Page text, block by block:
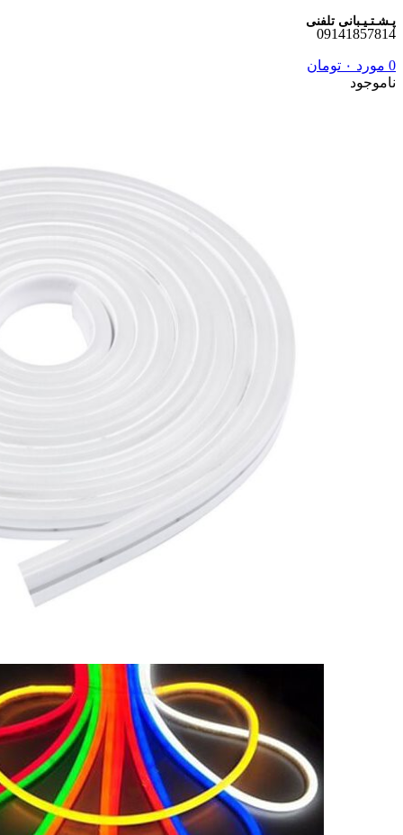
پـشـتـیـبانی تلفنی
09141857814
0 مورد ۰ تومان
ناموجود